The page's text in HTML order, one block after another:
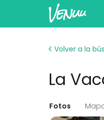
Volver a la
La
Fotos